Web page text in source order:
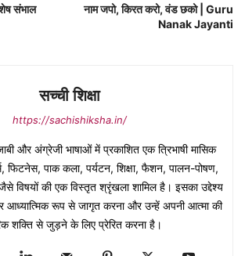
संभाल
नाम जपो, किरत करो, वंड छको | Guru
Nanak Jayanti
सच्ची शिक्षा
https://sachishiksha.in/
और अंग्रेजी भाषाओं में प्रकाशित एक त्रिभाषी मासिक
फिटनेस, पाक कला, पर्यटन, शिक्षा, फैशन, पालन-पोषण,
विषयों की एक विस्तृत श्रृंखला शामिल है। इसका उद्देश्य
आध्यात्मिक रूप से जागृत करना और उन्हें अपनी आत्मा की
शक्ति से जुड़ने के लिए प्रेरित करना है।